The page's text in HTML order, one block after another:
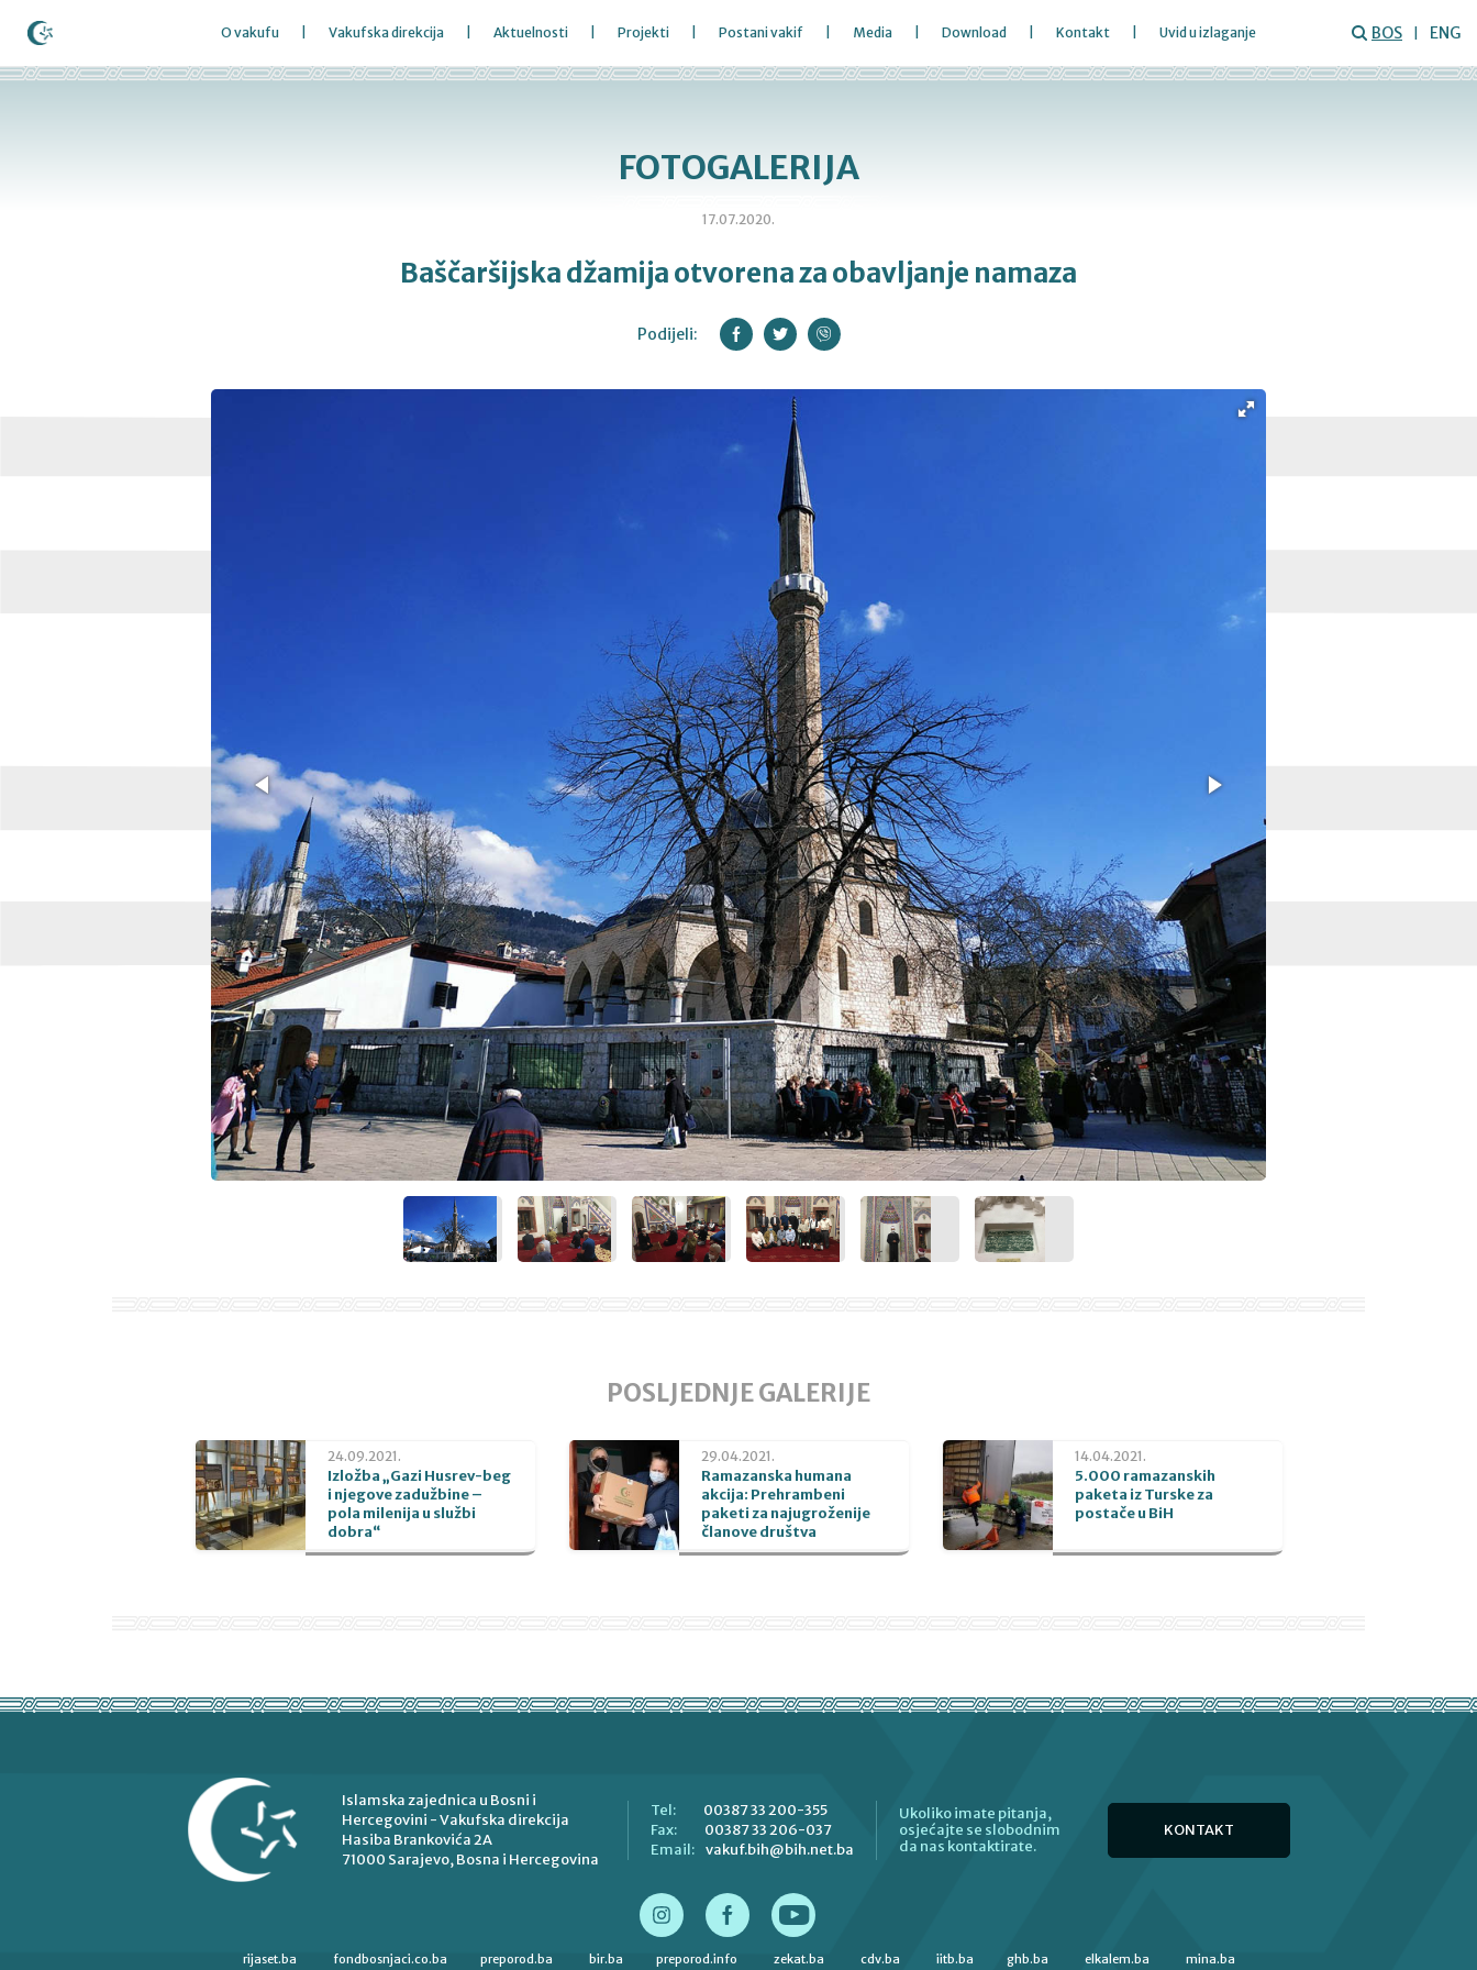
O vakufu Vakufska direkcija Aktuelnosti Projekti Postani vakif Media Download Kontakt Uvid u izlaganje BOS ENG
FOTOGALERIJA
17.07.2020.
Baščaršijska džamija otvorena za obavljanje namaza
Podijeli:
POSLJEDNJE GALERIJE
24.09.2021.
Izložba „Gazi Husrev-beg
i njegove zadužbine –
pola milenija u službi
dobra“
29.04.2021.
Ramazanska humana
akcija: Prehrambeni
paketi za najugroženije
članove društva
14.04.2021.
5.000 ramazanskih
paketa iz Turske za
postače u BiH
Islamska zajednica u Bosni i
Hercegovini - Vakufska direkcija
Hasiba Brankovića 2A
71000 Sarajevo, Bosna i Hercegovina
Tel:
00387 33 200-355
Fax:
00387 33 206-037
Email:
vakuf.bih@bih.net.ba
Ukoliko imate pitanja,
osjećajte se slobodnim
da nas kontaktirate.
KONTAKT
rijaset.ba fondbosnjaci.co.ba preporod.ba bir.ba preporod.info zekat.ba cdv.ba iitb.ba ghb.ba elkalem.ba mina.ba